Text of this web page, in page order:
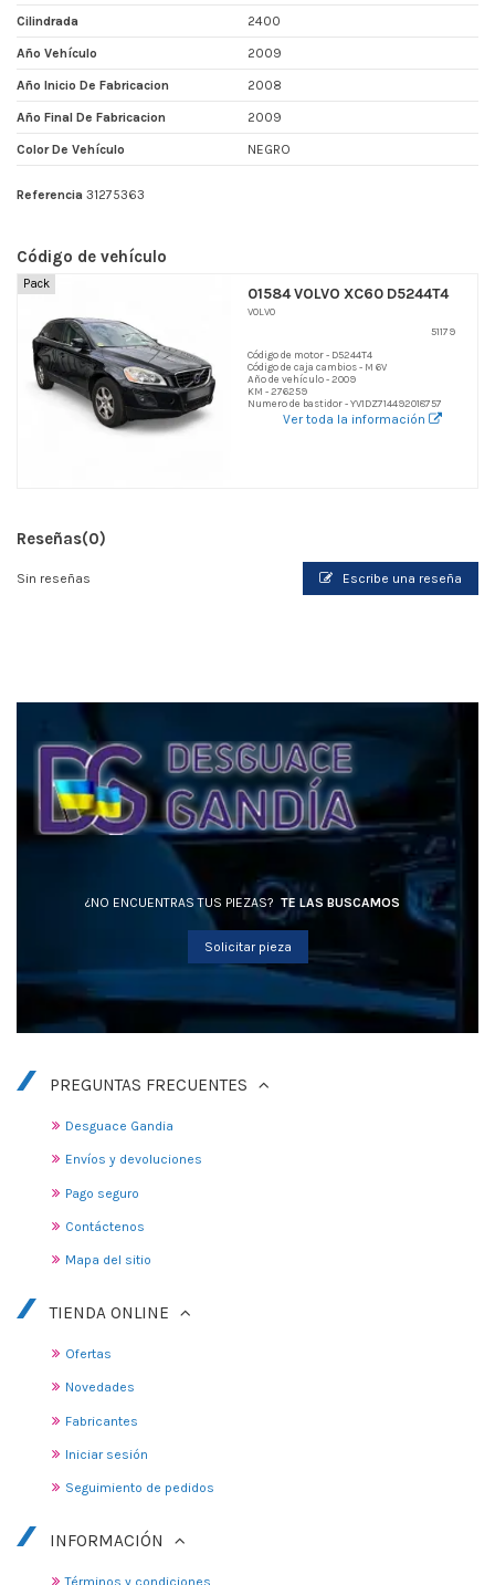
Cilindrada 2400
Año Vehículo 2009
Año Inicio De Fabricacion 2008
Año Final De Fabricacion 2009
Color De Vehículo NEGRO
Referencia 31275363
Código de vehículo
Pack
01584 VOLVO XC60 D5244T4
VOLVO
51179
Código de motor - D5244T4
Código de caja cambios - M 6V
Año de vehículo - 2009
KM - 276259
Numero de bastidor - YV1DZ714492018757
Ver toda la información
Reseñas(0)
Sin reseñas Escribe una reseña
¿NO ENCUENTRAS TUS PIEZAS? TE LAS BUSCAMOS
Solicitar pieza
PREGUNTAS FRECUENTES
Desguace Gandia
Envíos y devoluciones
Pago seguro
Contáctenos
Mapa del sitio
TIENDA ONLINE
Ofertas
Novedades
Fabricantes
Iniciar sesión
Seguimiento de pedidos
INFORMACIÓN
Términos y condiciones